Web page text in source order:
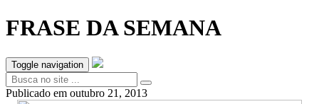
FRASE DA SEMANA
Toggle navigation
Publicado em outubro 21, 2013